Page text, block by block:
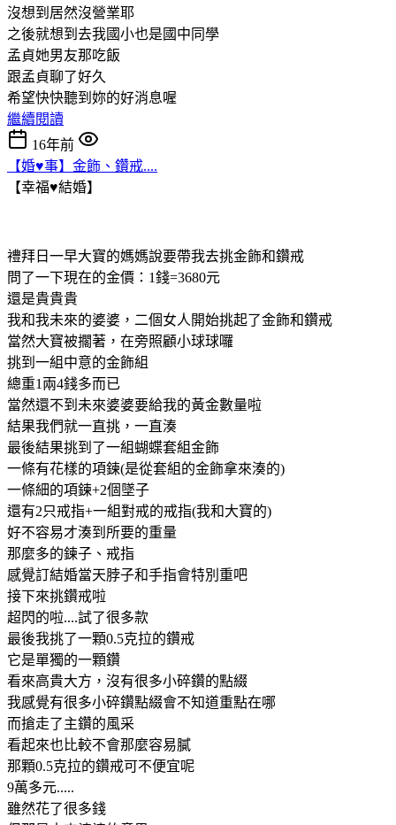
沒想到居然沒營業耶
之後就想到去我國小也是國中同學
孟貞她男友那吃飯
跟孟貞聊了好久
希望快快聽到妳的好消息喔
繼續閱讀
16年前
【婚♥事】金飾、鑽戒....
【幸福♥結婚】
禮拜日一早大寶的媽媽說要帶我去挑金飾和鑽戒
問了一下現在的金價：1錢=3680元
還是貴貴貴
我和我未來的婆婆，二個女人開始挑起了金飾和鑽戒
當然大寶被擱著，在旁照顧小球球囉
挑到一組中意的金飾組
總重1兩4錢多而已
當然還不到未來婆婆要給我的黃金數量啦
結果我們就一直挑，一直湊
最後結果挑到了一組蝴蝶套組金飾
一條有花樣的項鍊(是從套組的金飾拿來湊的)
一條細的項鍊+2個墜子
還有2只戒指+一組對戒的戒指(我和大寶的)
好不容易才湊到所要的重量
那麼多的鍊子、戒指
感覺訂結婚當天脖子和手指會特別重吧
接下來挑鑽戒啦
超閃的啦....試了很多款
最後我挑了一顆0.5克拉的鑽戒
它是單獨的一顆鑽
看來高貴大方，沒有很多小碎鑽的點綴
我感覺有很多小碎鑽點綴會不知道重點在哪
而搶走了主鑽的風采
看起來也比較不會那麼容易膩
那顆0.5克拉的鑽戒可不便宜呢
9萬多元.....
雖然花了很多錢